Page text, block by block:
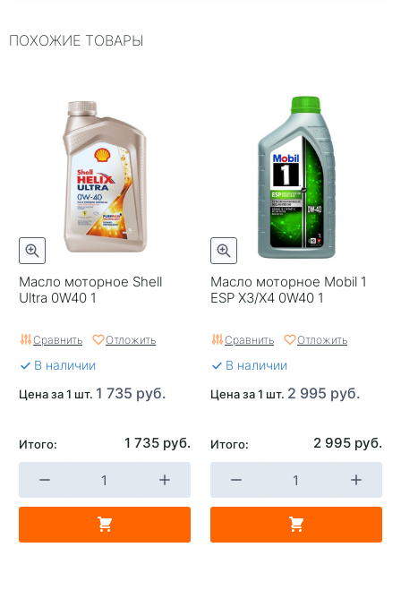
Упаковка
Пластиковая канистра
Двигатель
Страна бренда
Нидерланды
Серия
~
Классификация по API
SL
Тип двигателя
Бензиновый двигатель
Применяемость
Автомобили с
бензиновым двигателем
Страна изготовителя
Нидерланды
ПОХОЖИЕ ТОВАРЫ
Масло моторное Shell
Ultra 0W40 1
Сравнить Отложить
В наличии
Цена за 1 шт. 1 735 руб.
Итого: 1 735 руб.
Масло моторное Mobil 1
ESP X3/X4 0W40 1
Сравнить Отложить
В наличии
Цена за 1 шт. 2 995 руб.
Итого: 2 995 руб.